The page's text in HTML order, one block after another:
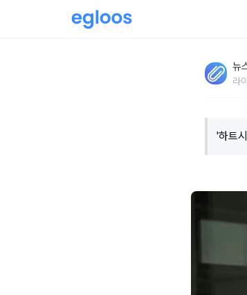
뉴
라
'하트